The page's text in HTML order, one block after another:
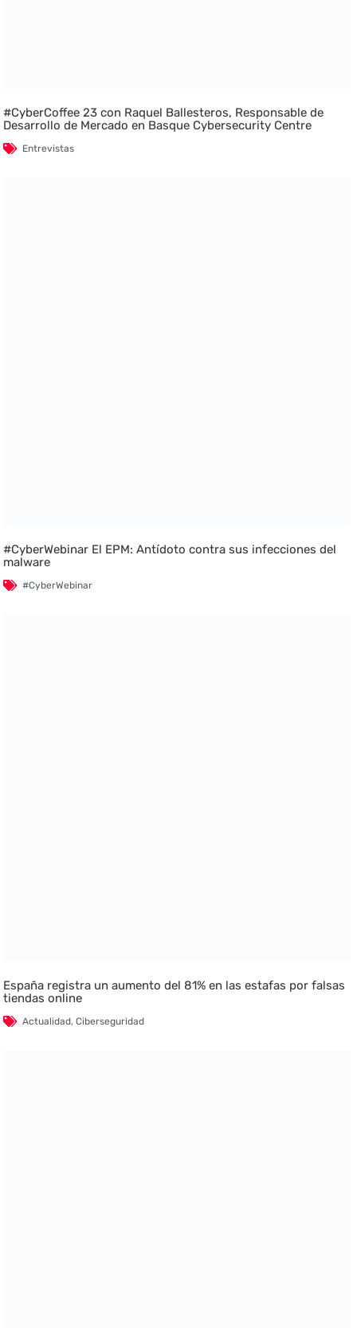
#CyberCoffee 23 con Raquel Ballesteros, Responsable de
Desarrollo de Mercado en Basque Cybersecurity Centre
Entrevistas
#CyberWebinar El EPM: Antídoto contra sus infecciones del
malware
#CyberWebinar
España registra un aumento del 81% en las estafas por falsas
tiendas online
Actualidad,Ciberseguridad